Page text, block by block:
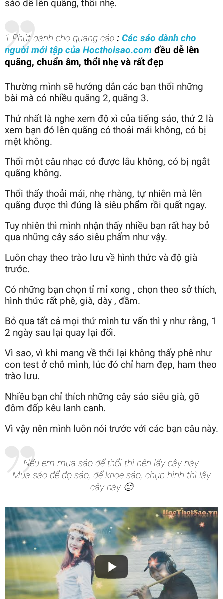
sáo dễ lên quãng, thổi nhẹ.
1 Phút dành cho quảng cáo : Các sáo dành cho
người mới tập của Hocthoisao.com đều dễ lên
quãng, chuẩn âm, thổi nhẹ và rất đẹp
Thường mình sẽ hướng dẫn các bạn thổi những
bài mà có nhiều quãng 2, quãng 3.
Thứ nhất là nghe xem độ xì của tiếng sáo, thứ 2 là
xem bạn đó lên quãng có thoải mái không, có bị
mệt không.
Thổi một câu nhạc có được lâu không, có bị ngắt
quãng không.
Thổi thấy thoải mái, nhẹ nhàng, tự nhiên mà lên
quãng được thì đúng là siêu phẩm rồi quất ngay.
Tuy nhiên thì mình nhận thấy nhiều bạn rất hay bỏ
qua những cây sáo siêu phẩm như vậy.
Luôn chạy theo trào lưu về hình thức và độ già
trước.
Có những bạn chọn tỉ mỉ xong , chọn theo sở thích,
hình thức rất phê, già, dày , đầm.
Bỏ qua tất cả mọi thứ mình tư vấn thì y như rằng, 1
2 ngày sau lại quay lại đổi.
Vì sao, vì khi mang về thổi lại không thấy phê như
con test ở chỗ mình, lúc đó chỉ ham đẹp, ham theo
trào lưu.
Nhiều bạn chỉ thích những cây sáo siêu già, gõ
đôm đốp kêu lanh canh.
Vì vậy nên mình luôn nói trước với các bạn câu này.
Nếu em mua sáo để thổi thì nên lấy cây này.
Mua sáo để đọ sáo, để khoe sáo, chụp hình thì lấy
cây này 🙂